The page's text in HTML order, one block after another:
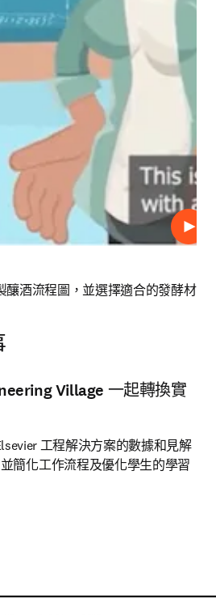
播放
釀酒流程圖，並選擇適合的發酵材
Village 一起轉換實
工程解決方案的數據和見解
簡化工作流程及優化學生的學習